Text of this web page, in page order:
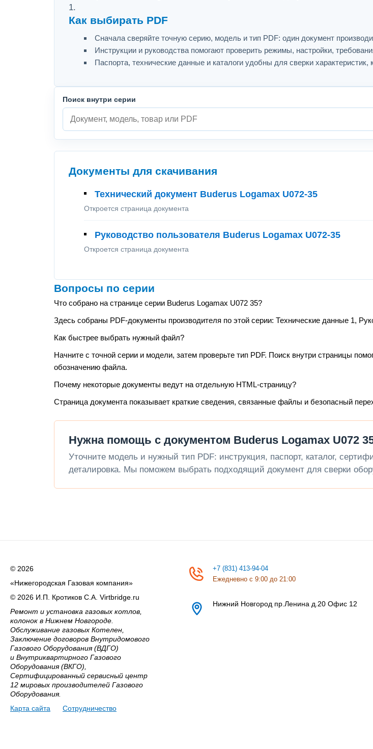
1.
Как выбирать PDF
Сначала сверяйте точную серию, модель и тип PDF: один документ
Инструкции и руководства помогают проверить режимы, настройки,
Паспорта, технические данные и каталоги удобны для сверки характеристик,
Поиск внутри серии
Документы для скачивания
Технический документ Buderus Logamax U072-35
Откроется страница документа
Руководство пользователя Buderus Logamax U072-35
Откроется страница документа
Вопросы по серии
Что собрано на странице серии Buderus Logamax U072 35?
Здесь собраны PDF-документы производителя по этой серии: Технические данные 1,
Как быстрее выбрать нужный файл?
Начните с точной серии и модели, затем проверьте тип PDF. Поиск внутри страницы
обозначению файла.
Почему некоторые документы ведут на отдельную HTML-страницу?
Страница документа показывает краткие сведения, связанные файлы и безопасный
Нужна помощь с документом Buderus Logamax U072
Уточните модель и нужный тип PDF: инструкция, паспорт, каталог,
деталировка. Мы поможем выбрать подходящий документ для сверки
© 2026
«Нижегородская Газовая компания»
© 2026 И.П. Кротиков С.А. Virtbridge.ru
Ремонт и установка газовых котлов,
колонок в Нижнем Новгороде.
Обслуживание газовых Котелен,
Заключение договоров Внутридомового
Газового Оборудования (ВДГО)
и Внутриквартирного Газового
Оборудования (ВКГО),
Сертифицированный сервисный центр
12 мировых производителей Газового
Оборудования.
Карта сайта
Сотрудничество
+7 (831) 413-94-04
Ежедневно с 9:00 до 21:00
Нижний Новгород пр.Ленина д.20 Офис 12